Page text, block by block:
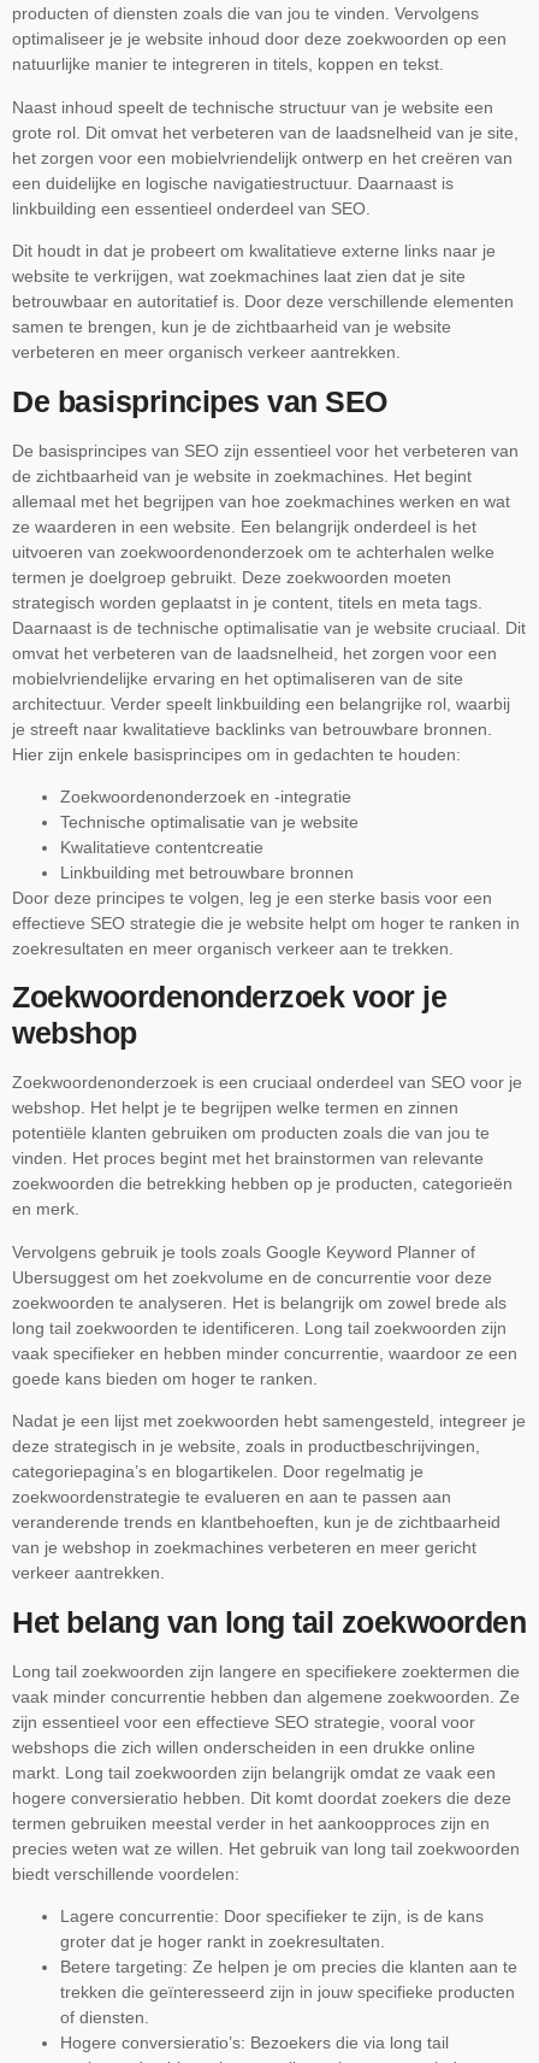
producten of diensten zoals die van jou te vinden. Vervolgens
optimaliseer je je website inhoud door deze zoekwoorden op een
natuurlijke manier te integreren in titels, koppen en tekst.
Naast inhoud speelt de technische structuur van je website een
grote rol. Dit omvat het verbeteren van de laadsnelheid van je site,
het zorgen voor een mobielvriendelijk ontwerp en het creëren van
een duidelijke en logische navigatiestructuur. Daarnaast is
linkbuilding een essentieel onderdeel van SEO.
Dit houdt in dat je probeert om kwalitatieve externe links naar je
website te verkrijgen, wat zoekmachines laat zien dat je site
betrouwbaar en autoritatief is. Door deze verschillende elementen
samen te brengen, kun je de zichtbaarheid van je website
verbeteren en meer organisch verkeer aantrekken.
De basisprincipes van SEO
De basisprincipes van SEO zijn essentieel voor het verbeteren van
de zichtbaarheid van je website in zoekmachines. Het begint
allemaal met het begrijpen van hoe zoekmachines werken en wat
ze waarderen in een website. Een belangrijk onderdeel is het
uitvoeren van zoekwoordenonderzoek om te achterhalen welke
termen je doelgroep gebruikt. Deze zoekwoorden moeten
strategisch worden geplaatst in je content, titels en meta tags.
Daarnaast is de technische optimalisatie van je website cruciaal. Dit
omvat het verbeteren van de laadsnelheid, het zorgen voor een
mobielvriendelijke ervaring en het optimaliseren van de site
architectuur. Verder speelt linkbuilding een belangrijke rol, waarbij
je streeft naar kwalitatieve backlinks van betrouwbare bronnen.
Hier zijn enkele basisprincipes om in gedachten te houden:
Zoekwoordenonderzoek en -integratie
Technische optimalisatie van je website
Kwalitatieve contentcreatie
Linkbuilding met betrouwbare bronnen
Door deze principes te volgen, leg je een sterke basis voor een
effectieve SEO strategie die je website helpt om hoger te ranken in
zoekresultaten en meer organisch verkeer aan te trekken.
Zoekwoordenonderzoek voor je
webshop
Zoekwoordenonderzoek is een cruciaal onderdeel van SEO voor je
webshop. Het helpt je te begrijpen welke termen en zinnen
potentiële klanten gebruiken om producten zoals die van jou te
vinden. Het proces begint met het brainstormen van relevante
zoekwoorden die betrekking hebben op je producten, categorieën
en merk.
Vervolgens gebruik je tools zoals Google Keyword Planner of
Ubersuggest om het zoekvolume en de concurrentie voor deze
zoekwoorden te analyseren. Het is belangrijk om zowel brede als
long tail zoekwoorden te identificeren. Long tail zoekwoorden zijn
vaak specifieker en hebben minder concurrentie, waardoor ze een
goede kans bieden om hoger te ranken.
Nadat je een lijst met zoekwoorden hebt samengesteld, integreer je
deze strategisch in je website, zoals in productbeschrijvingen,
categoriepagina’s en blogartikelen. Door regelmatig je
zoekwoordenstrategie te evalueren en aan te passen aan
veranderende trends en klantbehoeften, kun je de zichtbaarheid
van je webshop in zoekmachines verbeteren en meer gericht
verkeer aantrekken.
Het belang van long tail zoekwoorden
Long tail zoekwoorden zijn langere en specifiekere zoektermen die
vaak minder concurrentie hebben dan algemene zoekwoorden. Ze
zijn essentieel voor een effectieve SEO strategie, vooral voor
webshops die zich willen onderscheiden in een drukke online
markt. Long tail zoekwoorden zijn belangrijk omdat ze vaak een
hogere conversieratio hebben. Dit komt doordat zoekers die deze
termen gebruiken meestal verder in het aankoopproces zijn en
precies weten wat ze willen. Het gebruik van long tail zoekwoorden
biedt verschillende voordelen:
Lagere concurrentie: Door specifieker te zijn, is de kans
groter dat je hoger rankt in zoekresultaten.
Betere targeting: Ze helpen je om precies die klanten aan te
trekken die geïnteresseerd zijn in jouw specifieke producten
of diensten.
Hogere conversieratio’s: Bezoekers die via long tail